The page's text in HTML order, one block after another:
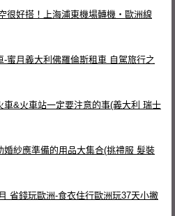
很好搭！上海浦東機場轉機‧歐洲線
-蜜月義大利佛羅倫斯租車 自駕旅行之
車&火車站一定要注意的事(義大利 瑞士
婚紗應準備的用品大集合(挑禮服 髮裝
省錢玩歐洲-食衣住行歐洲玩37天小撇